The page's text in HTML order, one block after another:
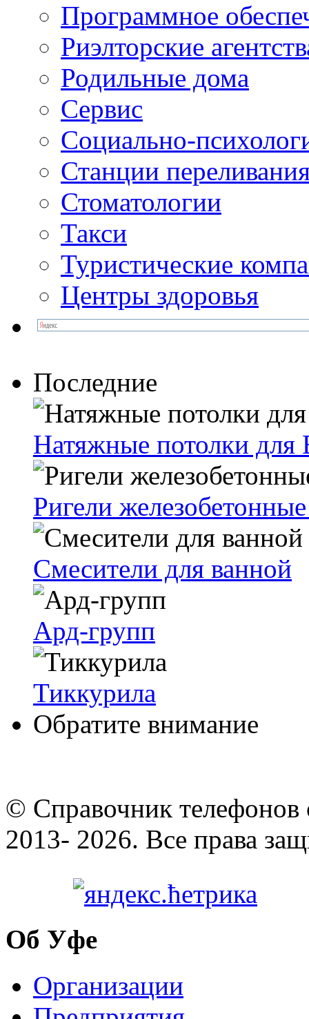
Программное
Риэлторские
Родильные дома
Сервис
Социально-
Станции
Стоматологии
Такси
Туристические
Центры здоровья
Последние
Натяжные потолки для
Ригели
Смесители для ванной
Ард-групп
Тиккурила
Обратите внимание
© Cправочник телефонов
2013- 2026. Все права
Об Уфе
Организации